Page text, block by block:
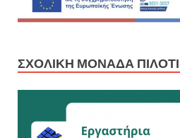
ΣΧΟΛΙΚΉ ΜΟΝΆΔΑ